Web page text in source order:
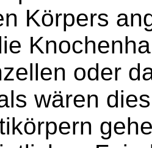
Körpers
oder
wären